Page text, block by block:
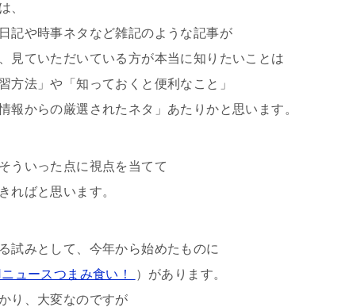
、
記や時事ネタなど雑記のような記事が
見ていただいている方が本当に知りたいことは
方法」や「知っておくと便利なこと」
報からの厳選されたネタ」あたりかと思います。
ういった点に視点を当てて
ればと思います。
試みとして、今年から始めたものに
ュースつまみ食い！
）があります。
り、大変なのですが